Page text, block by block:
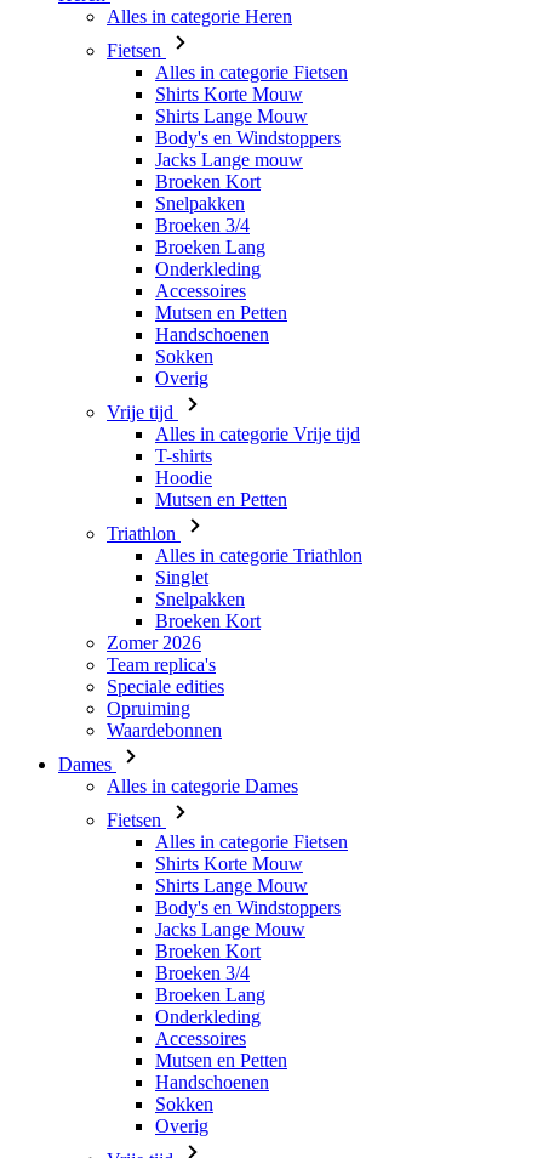
Shirts Lange Mouw
Body's en Windstoppers
Jacks Lange mouw
Broeken Kort
Snelpakken
Broeken 3/4
Broeken Lang
Onderkleding
Accessoires
Mutsen en Petten
Handschoenen
Sokken
Overig
Vrije tijd
Alles in categorie Vrije tijd
T-shirts
Hoodie
Mutsen en Petten
Triathlon
Alles in categorie Triathlon
Singlet
Snelpakken
Broeken Kort
Zomer 2026
Team replica's
Speciale edities
Opruiming
Waardebonnen
Dames
Alles in categorie Dames
Fietsen
Alles in categorie Fietsen
Shirts Lange Mouw
Body's en Windstoppers
Jacks Lange Mouw
Broeken Kort
Broeken 3/4
Broeken Lang
Onderkleding
Accessoires
Mutsen en Petten
Handschoenen
Sokken
Overig
Vrije tijd
Alles in categorie Vrije tijd
T-Shirts
Hoodie
Mutsen en Petten